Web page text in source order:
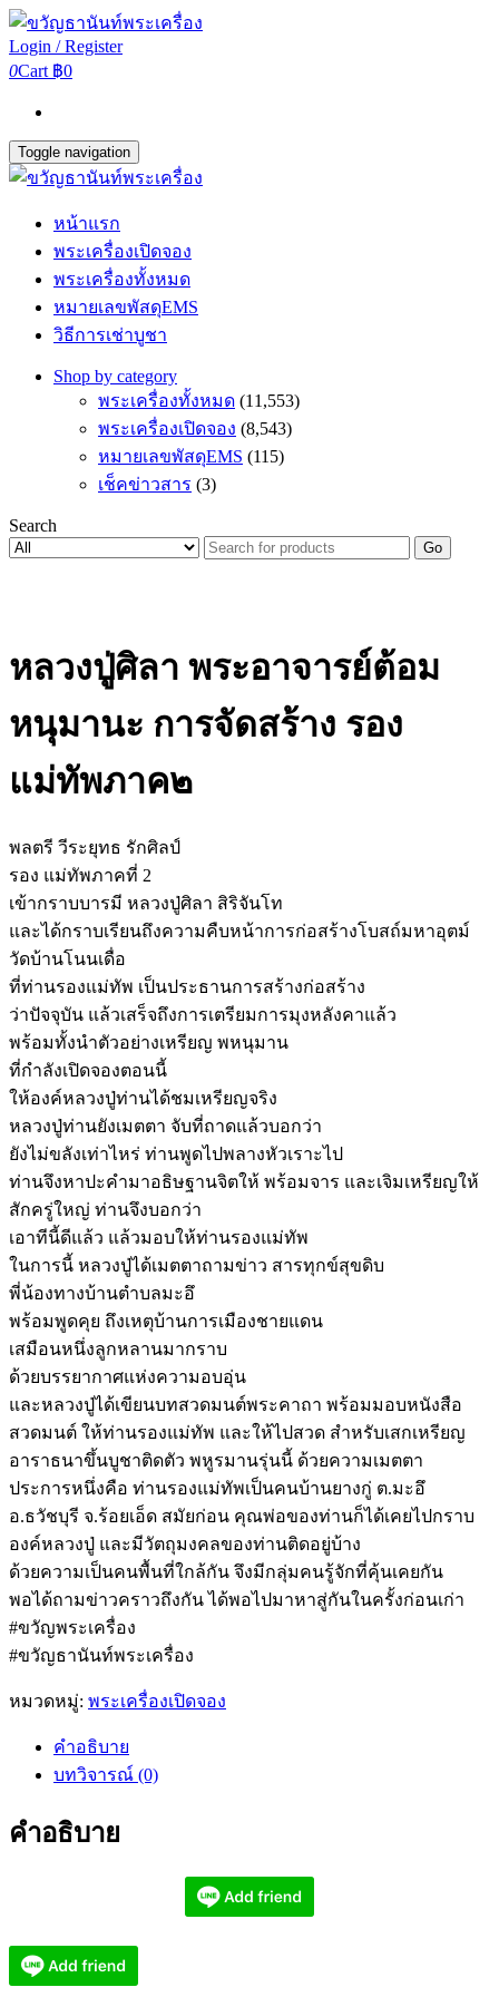
Login / Register
0Cart ฿0
Toggle navigation
หน้าแรก
พระเครื่องเปิดจอง
พระเครื่องทั้งหมด
หมายเลขพัสดุEMS
วิธีการเช่าบูชา
Shop by category
พระเครื่องทั้งหมด (11,553)
พระเครื่องเปิดจอง (8,543)
หมายเลขพัสดุEMS (115)
เช็คข่าวสาร (3)
Search
Go
หลวงปู่ศิลา พระอาจารย์ต้อม
หนุมานะ การจัดสร้าง รอง
แม่ทัพภาค๒
พลตรี วีระยุทธ รักศิลป์
รอง แม่ทัพภาคที่ 2
เข้ากราบบารมี หลวงปู่ศิลา สิริจันโท
และได้กราบเรียนถึงความคืบหน้าการก่อสร้างโบสถ์มหาอุตม์
วัดบ้านโนนเดื่อ
ที่ท่านรองแม่ทัพ เป็นประธานการสร้างก่อสร้าง
ว่าปัจจุบัน แล้วเสร็จถึงการเตรียมการมุงหลังคาแล้ว
พร้อมทั้งนำตัวอย่างเหรียญ พหนุมาน
ที่กำลังเปิดจองตอนนี้
ให้องค์หลวงปู่ท่านได้ชมเหรียญจริง
หลวงปู่ท่านยังเมตตา จับที่ถาดแล้วบอกว่า
ยังไม่ขลังเท่าไหร่ ท่านพูดไปพลางหัวเราะไป
ท่านจึงหาปะคำมาอธิษฐานจิตให้ พร้อมจาร และเจิมเหรียญให้
สักครู่ใหญ่ ท่านจึงบอกว่า
เอาทีนี้ดีแล้ว แล้วมอบให้ท่านรองแม่ทัพ
ในการนี้ หลวงปู่ได้เมตตาถามข่าว สารทุกข์สุขดิบ
พี่น้องทางบ้านตำบลมะอึ
พร้อมพูดคุย ถึงเหตุบ้านการเมืองชายแดน
เสมือนหนึ่งลูกหลานมากราบ
ด้วยบรรยากาศแห่งความอบอุ่น
และหลวงปู่ได้เขียนบทสวดมนต์พระคาถา พร้อมมอบหนังสือ
สวดมนต์ ให้ท่านรองแม่ทัพ และให้ไปสวด สำหรับเสกเหรียญ
อาราธนาขึ้นบูชาติดตัว พหูรมานรุ่นนี้ ด้วยความเมตตา
ประการหนึ่งคือ ท่านรองแม่ทัพเป็นคนบ้านยางกู่ ต.มะอึ
อ.ธวัชบุรี จ.ร้อยเอ็ด สมัยก่อน คุณพ่อของท่านก็ได้เคยไปกราบ
องค์หลวงปู่ และมีวัตถุมงคลของท่านติดอยู่บ้าง
ด้วยความเป็นคนพื้นที่ใกล้กัน จึงมีกลุ่มคนรู้จักที่คุ้นเคยกัน
พอได้ถามข่าวคราวถึงกัน ได้พอไปมาหาสู่กันในครั้งก่อนเก่า
#ขวัญพระเครื่อง
#ขวัญธานันท์พระเครื่อง
หมวดหมู่: พระเครื่องเปิดจอง
คำอธิบาย
บทวิจารณ์ (0)
คำอธิบาย